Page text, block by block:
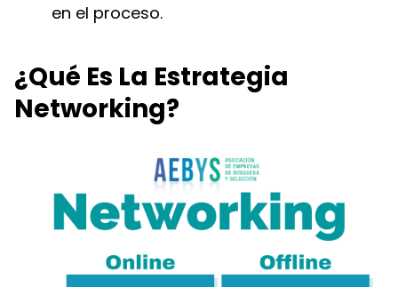
en el proceso.
¿Qué Es La Estrategia
Networking?